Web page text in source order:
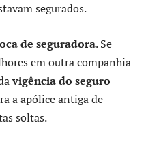
segurados.
de seguradora. Se
em outra companhia
vigência do seguro
a apólice antiga de
soltas.